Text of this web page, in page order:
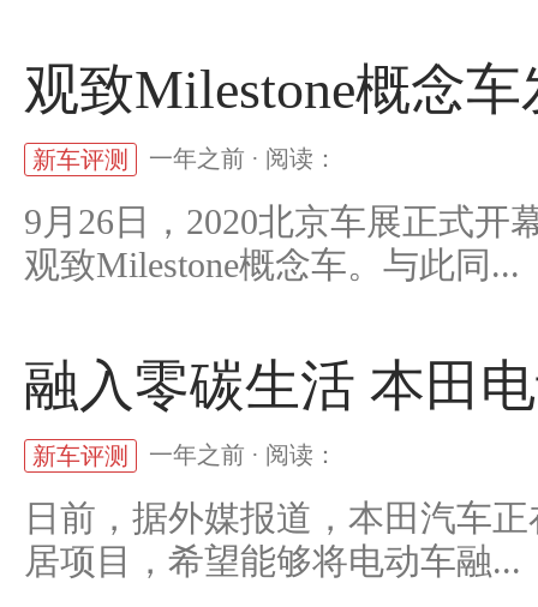
观致Milestone概念
新车评测 一年之前 · 阅读：
9月26日，2020北京车展正式开
观致Milestone概念车。与此同...
融入零碳生活 本田
新车评测 一年之前 · 阅读：
日前，据外媒报道，本田汽车
居项目，希望能够将电动车融...